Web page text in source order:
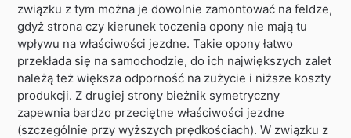
związku z tym można je dowolnie zamontować na feldze,
gdyż strona czy kierunek toczenia opony nie mają tu
wpływu na właściwości jezdne. Takie opony łatwo
przekłada się na samochodzie, do ich największych zalet
należą też większa odporność na zużycie i niższe koszty
produkcji. Z drugiej strony bieżnik symetryczny
zapewnia bardzo przeciętne właściwości jezdne
(szczególnie przy wyższych prędkościach). W związku z